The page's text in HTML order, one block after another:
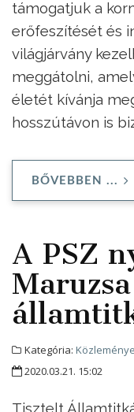
támogatjuk a
erőfeszítését és
világjárvány
meggátolni,
életét kívánja
hosszútávon is
BŐVEBBEN ...
A PSZ
Kategória:
2020.03.21. 15:02
Tisztelt